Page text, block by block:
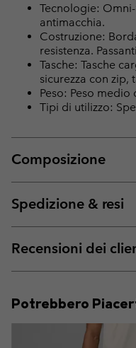
Tecnologie:
antimacchia.
Costruzione:
resistenza.
Tasche: Tasche
sicurezza con zip,
Peso: Peso
Tipi di utilizzo:
Composizione
Spedizione & resi
Recensioni dei
Potrebbero